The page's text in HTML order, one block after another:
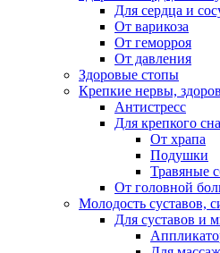
Для сердца и
От варикоза
От геморроя
От давления
Здоровые стопы
Крепкие нервы,
Антистресс
Для крепкого сна
От храпа
Подушки
Травяные
От головной
Молодость суставов,
Для суставов и